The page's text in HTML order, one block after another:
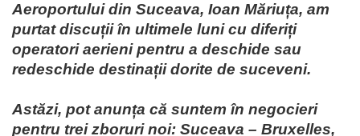
Aeroportului din Suceava, Ioan Măriuța, am
purtat discuții în ultimele luni cu diferiți
operatori aerieni pentru a deschide sau
redeschide destinații dorite de suceveni.
Astăzi, pot anunța că suntem în negocieri
pentru trei zboruri noi: Suceava – Bruxelles,